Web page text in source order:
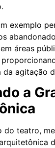
exemplo
áreas
agitação
a
do teatro,